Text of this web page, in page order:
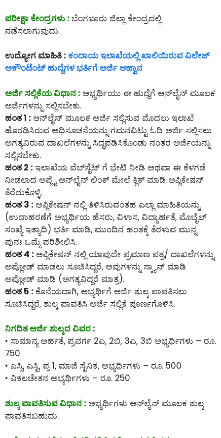
ಪರೀಕ್ಷಾ ಕೇಂದ್ರಗಳು : ಬೆಂಗಳೂರು ಜಿಲ್ಲಾ ಕೇಂದ್ರದಲ್ಲಿ
ನಡೆಸಲಾಗುವುದು.
ಉದ್ಯೋಗ ಮಾಹಿತಿ : ಕಂದಾಯ ಇಲಾಖೆಯಲ್ಲಿ ಖಾಲಿಯಿರುವ ವಿಲೇಜ್
ಅಕೌಂಟೆಂಟ್ ಹುದ್ದೆಗಳ ಭರ್ತಿಗೆ ಅರ್ಜಿ ಆಹ್ವಾನ
ಅರ್ಜಿ ಸಲ್ಲಿಕೆಯ ವಿಧಾನ : ಅಭ್ಯರ್ಥಿಯು ಈ ಹುದ್ದೆಗೆ ಆನ್‌ಲೈನ್‌ ಮೂಲಕ
ಅರ್ಜಿಗಳನ್ನು ಸಲ್ಲಿಸಬೇಕು.
ಹಂತ 1 : ಆನ್‌ಲೈನ್‌ ಮೂಲಕ ಅರ್ಜಿ ಸಲ್ಲಿಸುವ ಮೊದಲು ಇಲಾಖೆ
ಹೊರಡಿಸಿರುವ ಅಧಿಸೂಚನೆಯನ್ನು ಗಮನವಿಟ್ಟು ಓದಿ ಅರ್ಜಿ ಸಲ್ಲಿಸಲು
ಅಗತ್ಯವಿರುವ ದಾಖಲೆಗಳನ್ನು ಸಿದ್ಧಪಡಿಸಿಕೊಂಡು ನಂತರ ಅರ್ಜಿಯನ್ನು
ಸಲ್ಲಿಸಬೇಕು.
ಹಂತ 2 : ಇಲಾಖೆಯ ವೆಬ್‌ಸೈಟ್ ಗೆ ಭೇಟಿ ನೀಡಿ ಅಥವಾ ಈ ಕೆಳಗಡೆ
ನೀಡಲಾದ ಅಪ್ಲೈ ಆನ್‌ಲೈನ್‌ ಲಿಂಕ್ ಮೇಲೆ ಕ್ಲಿಕ್ ಮಾಡಿ ಅಪ್ಲಿಕೇಷನ್
ತೆರೆದುಕೊಳ್ಳಿ.
ಹಂತ 3 : ಅಪ್ಲಿಕೇಷನ್ ನಲ್ಲಿ ತಿಳಿಸಿರುವಂತಹ ಎಲ್ಲಾ ಮಾಹಿತಿಯನ್ನು
(ಉದಾಹರಣೆಗೆ ಅಭ್ಯರ್ಥಿಯ ಹೆಸರು, ವಿಳಾಸ, ವಿದ್ಯಾರ್ಹತೆ, ಮೊಬೈಲ್
ಸಂಖ್ಯೆ ಇತ್ಯಾದಿ) ಭರ್ತಿ ಮಾಡಿ, ಮುಂದಿನ ಹಂತಕ್ಕೆ ತೆರಳುವ ಮುನ್ನ
ಪುನಃ ಒಮ್ಮೆ ಪರಿಶೀಲಿಸಿ.
ಹಂತ 4 : ಅಪ್ಲಿಕೇಷನ್ ನಲ್ಲಿ ಯಾವುದೇ ಪ್ರಮಾಣ ಪತ್ರ/ ದಾಖಲೆಗಳನ್ನು
ಅಪ್ಲೋಡ್ ಮಾಡಲು ಸೂಚಿಸಿದ್ದರೆ, ಅವುಗಳನ್ನು ಸ್ಕ್ಯಾನ್ ಮಾಡಿ
ಅಪ್ಲೋಡ್ ಮಾಡಿ (ಅಗತ್ಯವಿದ್ದರೆ ಮಾತ್ರ).
ಹಂತ 5 : ಕೊನೆಯದಾಗಿ, ಅಭ್ಯರ್ಥಿಗೆ ಅರ್ಜಿ ಶುಲ್ಕ ಪಾವತಿಸಲು
ಸೂಚಿಸಿದ್ದರೆ, ಶುಲ್ಕ ಪಾವತಿಸಿ ಅರ್ಜಿ ಸಲ್ಲಿಕೆ ಪೂರ್ಣಗೊಳಿಸಿ.
ನಿಗದಿತ ಅರ್ಜಿ ಶುಲ್ಕದ ವಿವರ :
• ಸಾಮಾನ್ಯ ಅರ್ಹತೆ, ಪ್ರವರ್ಗ 2ಎ, 2ಬಿ, 3ಎ, 3ಬಿ ಅಭ್ಯರ್ಥಿಗಳು – ರೂ.
750
• ಎಸ್ಸಿ, ಎಸ್ಟಿ, ಪ್ರ 1, ಮಾಜಿ ಸೈನಿಕ, ಅಭ್ಯರ್ಥಿಗಳು – ರೂ. 500
• ವಿಕಲಚೇತನ ಅಭ್ಯರ್ಥಿಗಳು – ರೂ. 250
ಶುಲ್ಕ ಪಾವತಿಸುವ ವಿಧಾನ : ಅಭ್ಯರ್ಥಿಗಳು ಆನ್‌ಲೈನ್‌ ಮೂಲಕ ಶುಲ್ಕ
ಪಾವತಿಸಬಹುದು.